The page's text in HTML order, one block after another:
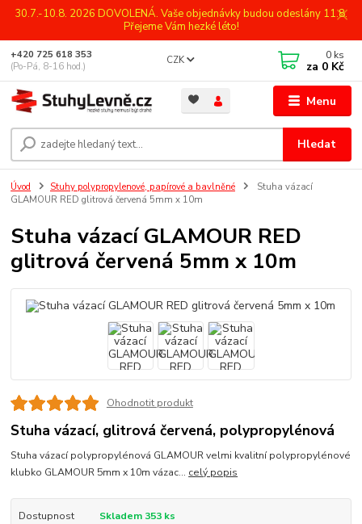
30.7.-10.8. 2026 DOVOLENÁ. Vaše objednávky budou odeslány 11.8.
Přejeme Vám hezké léto!
Menu
CZK
Hledat
+420 725 618 353
(Po-Pá, 8-16 hod.)
0 ks
za 0 Kč
Úvod Stuhy polypropylenové, papírové a bavlněné
Stuha vázací
GLAMOUR RED glitrová červená 5mm x 10m
Stuha vázací GLAMOUR RED
glitrová červená 5mm x 10m
Ohodnotit produkt
Stuha vázací, glitrová červená, polypropylénová
Stuha vázací polypropylénová GLAMOUR velmi kvalitní polypropylénové
klubko GLAMOUR 5mm x 10m vázac... celý popis
Dostupnost Skladem 353 ks